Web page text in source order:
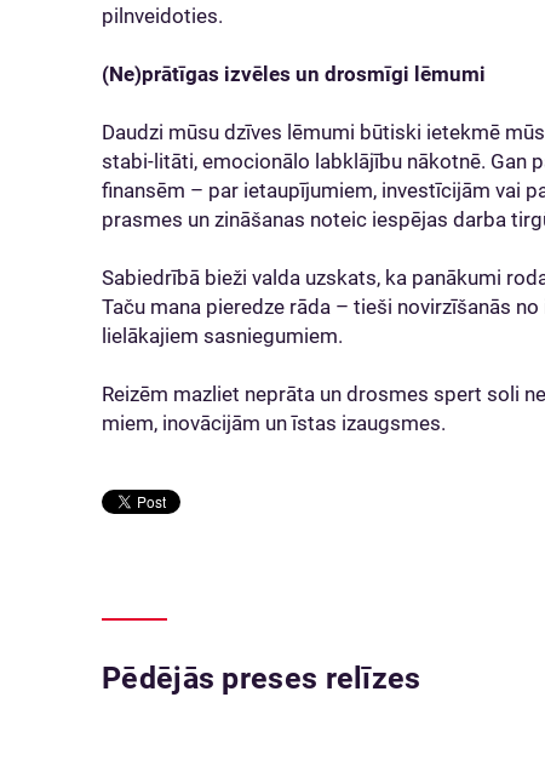
pilnveidoties.
(Ne)prātīgas izvēles un drosmīgi lēmumi
Daudzi mūsu dzīves lēmumi būtiski ietekmē
stabi-litāti, emocionālo labklājību nākotnē. Gan
finansēm – par ietaupījumiem, investīcijām vai
prasmes un zināšanas noteic iespējas darba
Sabiedrībā bieži valda uzskats, ka panākumi
Taču mana pieredze rāda – tieši novirzīšanās
lielākajiem sasniegumiem.
Reizēm mazliet neprāta un drosmes spert soli
miem, inovācijām un īstas izaugsmes.
Pēdējās preses relīzes